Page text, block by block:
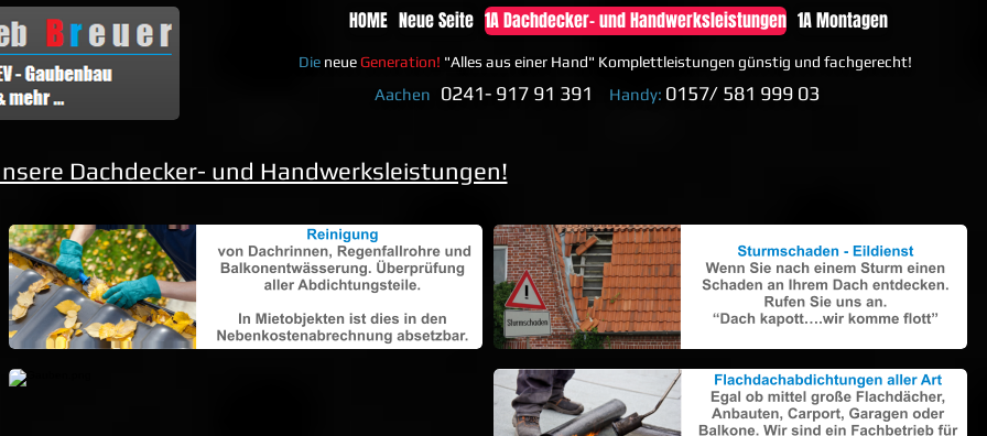
HOME Neue Seite 1A Dachdecker- und Handwerksleistungen 1A Montagen
Die neueGeneration! "Alles aus einer Hand" Komplettleistungen günstig und fachgerecht!
Aachen 0241- 917 91 391 Handy: 0157/ 581 999 03
Dachdecker- und Handwerksleistungen!